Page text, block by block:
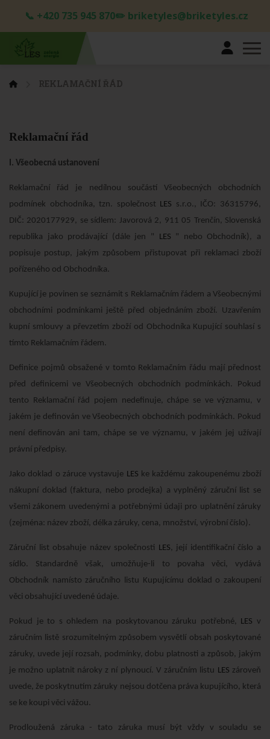
📞 +420 735 945 870✏️ briketyles@briketyles.cz
REKLAMAČNÍ ŘÁD
Reklamační řád
I. Všeobecná ustanovení
Reklamační řád je nedílnou součástí Všeobecných obchodních
podmínek obchodníka, tzn. společnost LES s.r.o., IČO: 36315796,
DIČ: 2020177929, se sídlem: Javorová 2, 911 05 Trenčín, Slovenská
republika jako prodávající (dále jen " LES " nebo Obchodník), a
popisuje postup, jakým způsobem přistupovat při reklamaci zboží
pořízeného od Obchodníka.
Kupující je povinen se seznámit s Reklamačním řádem a Všeobecnými
obchodními podmínkami ještě před objednáním zboží. Uzavřením
kupní smlouvy a převzetím zboží od Obchodníka Kupující souhlasí s
tímto Reklamačním řádem.
Definice pojmů obsažené v tomto Reklamačním řádu mají přednost
před definicemi ve Všeobecných obchodních podmínkách. Pokud
tento Reklamační řád pojem nedefinuje, chápe se ve významu, v
jakém je definován ve Všeobecných obchodních podmínkách. Pokud
není definován ani tam, chápe se ve významu, v jakém jej užívají
právní předpisy.
Jako doklad o záruce vystavuje LES ke každému zakoupenému zboží
nákupní doklad (faktura, nebo prodejka) a vyplněný záruční list se
všemi zákonem uvedenými a potřebnými údaji pro uplatnění záruky
(zejména: název zboží, délka záruky, cena, množství, výrobní číslo).
Záruční list obsahuje název společnosti LES, její identifikační číslo a
sídlo. Standardně však, umožňuje-li to povaha věci, vydává
Obchodník namísto záručního listu Kupujícímu doklad o zakoupení
věci obsahující uvedené údaje.
Pokud je to s ohledem na poskytovanou záruku potřebné, LES v
záručním listě srozumitelným způsobem vysvětlí obsah poskytované
záruky, uvede její rozsah, podmínky, dobu platnosti a způsob, jakým
je možno uplatnit nároky z ní plynoucí. V záručním listu LES zároveň
uvede, že poskytnutím záruky nejsou dotčena práva kupujícího, která
se ke koupi věci vážou.
Prodloužená záruka - tato záruka musí být vždy v souladu se